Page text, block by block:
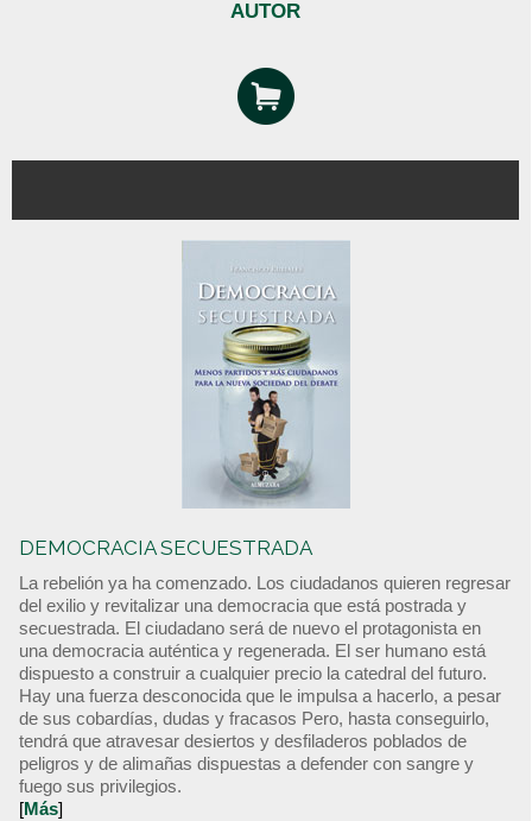
AUTOR
DEMOCRACIA SECUESTRADA
La rebelión ya ha comenzado. Los ciudadanos quieren regresar
del exilio y revitalizar una democracia que está postrada y
secuestrada. El ciudadano será de nuevo el protagonista en
una democracia auténtica y regenerada. El ser humano está
dispuesto a construir a cualquier precio la catedral del futuro.
Hay una fuerza desconocida que le impulsa a hacerlo, a pesar
de sus cobardías, dudas y fracasos Pero, hasta conseguirlo,
tendrá que atravesar desiertos y desfiladeros poblados de
peligros y de alimañas dispuestas a defender con sangre y
fuego sus privilegios.
[Más]